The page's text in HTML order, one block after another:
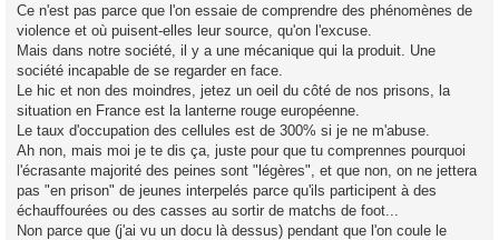
s
a
g
e
n
o
n
l
Ce n'est pas parce que l'on essaie de comprendre des phénomènes de
violence et où puisent-elles leur source, qu'on l'excuse.
Mais dans notre société, il y a une mécanique qui la produit. Une
société incapable de se regarder en face.
Le hic et non des moindres, jetez un oeil du côté de nos prisons, la
situation en France est la lanterne rouge européenne.
Le taux d'occupation des cellules est de 300% si je ne m'abuse.
Ah non, mais moi je te dis ça, juste pour que tu comprennes pourquoi
l'écrasante majorité des peines sont "légères", et que non, on ne jettera
pas "en prison" de jeunes interpelés parce qu'ils participent à des
échauffourées ou des casses au sortir de matchs de foot...
Non parce que (j'ai vu un docu là dessus) pendant que l'on coule le